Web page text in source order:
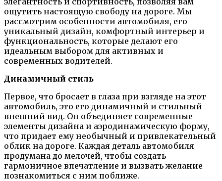
ощутить настоящую свободу на дороге. Мы
рассмотрим особенности автомобиля, его
уникальный дизайн, комфортный интерьер и
функциональность, которые делают его
идеальным выбором для активных и
современных водителей.
Динамичный стиль
Первое, что бросает в глаза при взгляде на этот
автомобиль, это его динамичный и стильный
внешний вид. Он объединяет современные
элементы дизайна и аэродинамическую форму,
что придает ему необычный и привлекательный
облик на дороге. Каждая деталь автомобиля
продумана до мелочей, чтобы создать
гармоничное впечатление и вызвать желание
познакомиться с ним поближе.